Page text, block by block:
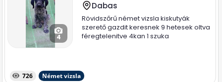
4
Dabas
Rövidszőrű német vizsla kiskutyák
szerető gazdit keresnek 9 hetesek oltva
féregtelenitve 4kan 1 szuka
726 Német vizsla